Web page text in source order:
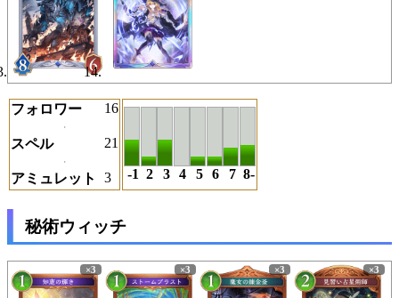
フォロワー 16
スペル 21
アミュレット 3 -1 2 3 4 5 6 7 8-
秘術ウィッチ